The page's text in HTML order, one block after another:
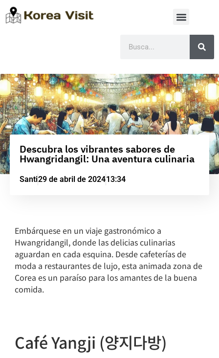
Descubra los vibrantes sabores de
Hwangridangil: Una aventura culinaria
Santi29 de abril de 202413:34
Embárquese en un viaje gastronómico a
Hwangridangil, donde las delicias culinarias
aguardan en cada esquina. Desde cafeterías de
moda a restaurantes de lujo, esta animada zona de
Corea es un paraíso para los amantes de la buena
comida.
Café Yangji (양지다방)